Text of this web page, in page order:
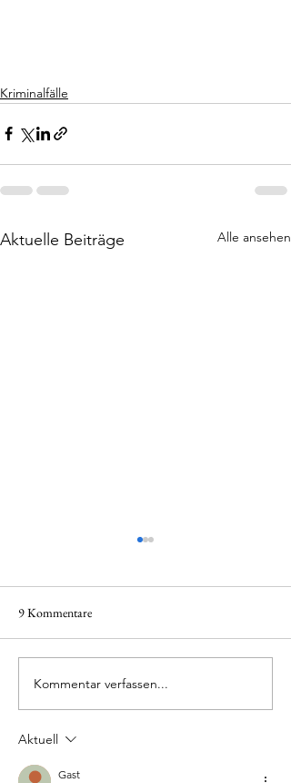
Kriminalfälle
Aktuelle Beiträge Alle ansehen
Tötungsdelikt: Kriminalgericht
Luzern
9 Kommentare
Kommentar verfassen...
Aktuell
Gast